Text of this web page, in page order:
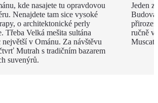
kde nasajete tu opravdovou
Nenajdete tam sice vysoké
o architektonické perly
Třeba Velká mešita sultána
největší v Ománu. Za návštěvu
Mutrah s tradičním bazarem
suvenýrů.
Jeden z
Budova
ručně